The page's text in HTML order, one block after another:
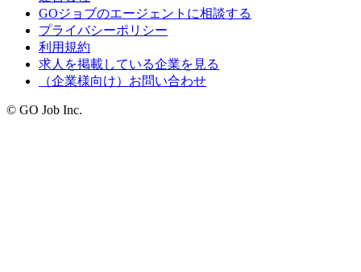
GOジョブのエージェントに相談する
プライバシーポリシー
利用規約
求人を掲載している企業を見る
（企業様向け）お問い合わせ
© GO Job Inc.